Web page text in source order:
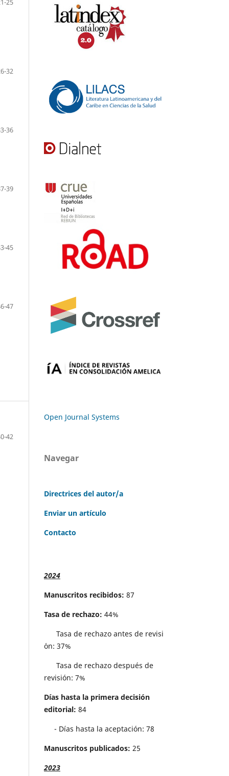
25
32
36
39
45
47
42
Open Journal Systems
Navegar
Directrices del autor/a
Enviar un artículo
Contacto
2024
Manuscritos recibidos: 87
Tasa de rechazo: 44%
Tasa de rechazo antes de revisi
´on: 37%
Tasa de rechazo después de
revisión: 7%
Días hasta la primera decisión
editorial: 84
- Días hasta la aceptación: 78
Manuscritos publicados: 25
2023